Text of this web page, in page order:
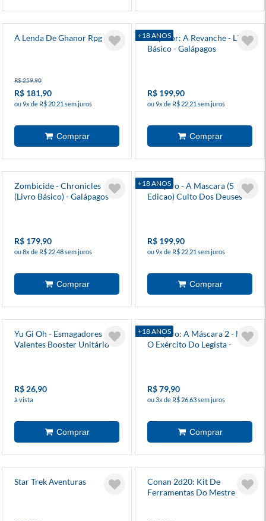
A Lenda De Ghanor Rpg
R$ 259,90
R$ 181,90
ou 9x de R$ 20,21 sem juros
+18 ANOS
Caçador: A Revanche - Livro
Básico - Galápagos
R$ 199,90
ou 9x de R$ 22,21 sem juros
Zombicide - Chronicles
(Livro Básico) - Galápagos
R$ 179,90
ou 8x de R$ 22,48 sem juros
+18 ANOS
Vampiro - A Mascara (5
Edicao) Culto Dos Deuses
R$ 199,90
ou 9x de R$ 22,21 sem juros
Yu Gi Oh - Esmagadores
Valentes Booster Unitário -
R$ 26,90
à vista
+18 ANOS
Vampiro: A Máscara 2 - Hq -
O Exército Do Legista -
R$ 79,90
ou 3x de R$ 26,63 sem juros
Star Trek Aventuras
Conan 2d20: Kit De
Ferramentas Do Mestre